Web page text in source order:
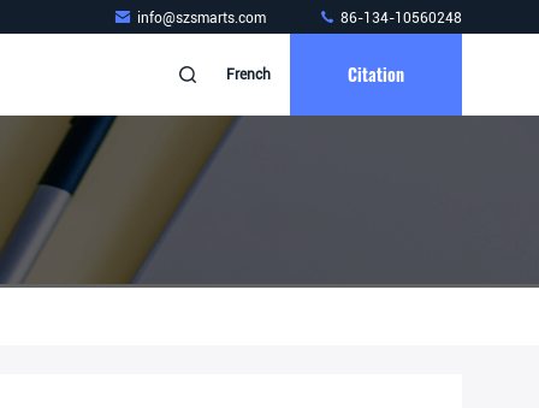
info@szsmarts.com 86-134-10560248
French Citation